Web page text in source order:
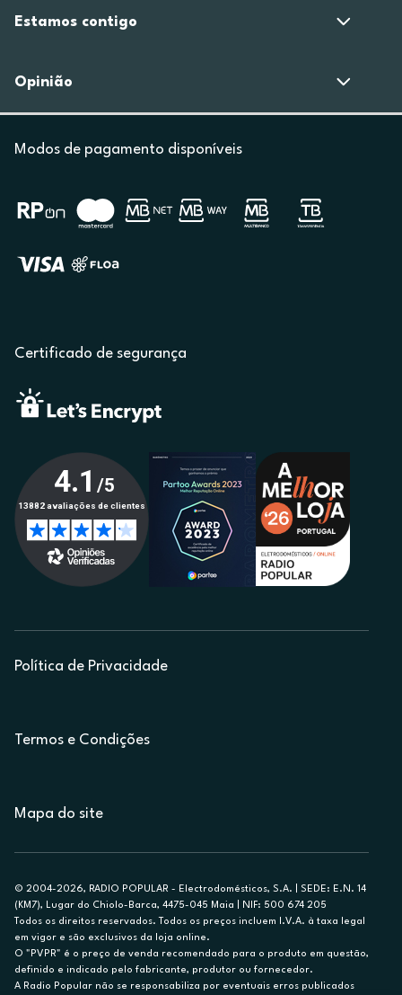
Estamos contigo
Opinião
Modos de pagamento disponíveis
Certificado de segurança
Política de Privacidade
Termos e Condições
Mapa do site
© 2004-2026, RADIO POPULAR - Electrodomésticos, S.A. | SEDE: E.N. 14
(KM7), Lugar do Chiolo-Barca, 4475-045 Maia | NIF: 500 674 205
Todos os direitos reservados. Todos os preços incluem I.V.A. à taxa legal
em vigor e são exclusivos da loja online.
O "PVPR" é o preço de venda recomendado para o produto em questão,
definido e indicado pelo fabricante, produtor ou fornecedor.
A Radio Popular não se responsabiliza por eventuais erros publicados